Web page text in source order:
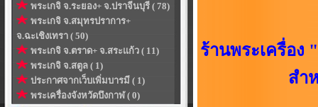
พระเกจิ จ.ระยอง+ จ.ปราจีนบุรี ( 78)
พระเกจิ จ.สมุทรปราการ+
จ.ฉะเชิงเทรา ( 50)
พระเกจิ จ.ตราด+ จ.สระแก้ว ( 11)
พระเกจิ จ.สตูล ( 1)
ประกาศจากเว็บเพิ่มบารมี ( 1)
พระเครื่องจังหวัดบึงกาฬ ( 0)
ร้านพระเครื่อง
สำ